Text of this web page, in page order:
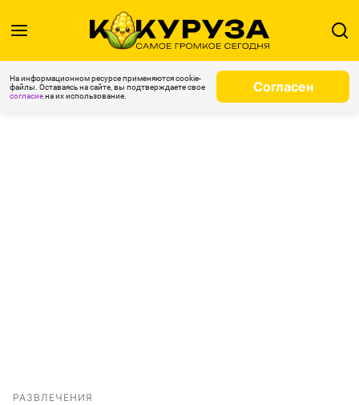
На информационном ресурсе применяются cookie-
файлы. Оставаясь на сайте, вы подтверждаете свое
согласиена их использование.
Согласен
РАЗВЛЕЧЕНИЯ